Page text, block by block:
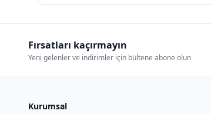
Fırsatları kaçırmayın
Yeni gelenler ve indirimler için bültene abone olun
Kurumsal